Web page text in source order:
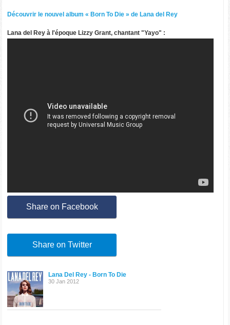
Découvrir le nouvel album « Born To Die » de Lana del Rey
Lana del Rey à l'époque Lizzy Grant, chantant "Yayo" :
Share on Facebook
Share on Twitter
Lana Del Rey - Born To Die
30 Jan 2012